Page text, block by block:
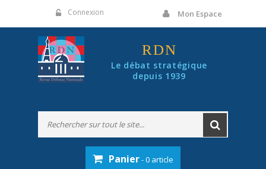
Connexion Mon Espace
RDN
Le débat stratégique
depuis 1939
Panier- 0 article